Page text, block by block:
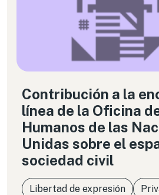
Contribución a la
línea de la Oficina
Humanos de las
Unidas sobre el
sociedad civil
Libertad de expresión